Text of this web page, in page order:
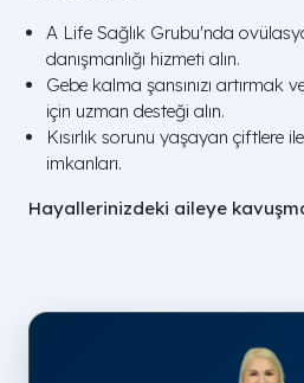
A Life Sağlık Grubu'nda
danışmanlığı hizmeti alın.
Gebe kalma şansınızı artırmak
için uzman desteği alın.
Kısırlık sorunu yaşayan çiftlere
imkanları.
Hayallerinizdeki aileye